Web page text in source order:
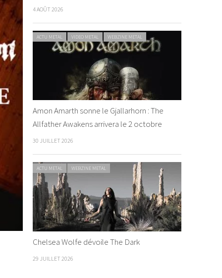
4 AOÛT 2026
ACTU METAL VIDEO METAL WEBZINE METAL
Amon Amarth sonne le Gjallarhorn : The
Allfather Awakens arrivera le 2 octobre
30 JUILLET 2026
ACTU METAL WEBZINE METAL
Chelsea Wolfe dévoile The Dark
29 JUILLET 2026